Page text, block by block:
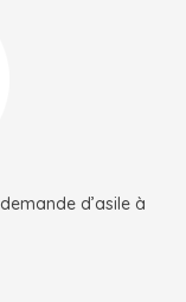
d’asile à